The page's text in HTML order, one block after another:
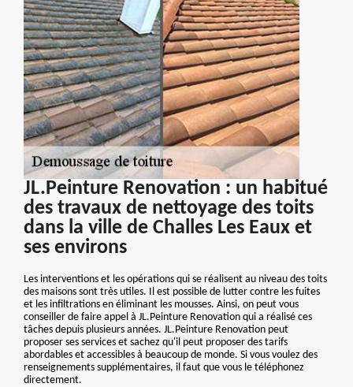
JL.Peinture Renovation : un habitué
des travaux de nettoyage des toits
dans la ville de Challes Les Eaux et
ses environs
Les interventions et les opérations qui se réalisent au niveau des toits
des maisons sont très utiles. Il est possible de lutter contre les fuites
et les infiltrations en éliminant les mousses. Ainsi, on peut vous
conseiller de faire appel à JL.Peinture Renovation qui a réalisé ces
tâches depuis plusieurs années. JL.Peinture Renovation peut
proposer ses services et sachez qu'il peut proposer des tarifs
abordables et accessibles à beaucoup de monde. Si vous voulez des
renseignements supplémentaires, il faut que vous le téléphonez
directement.